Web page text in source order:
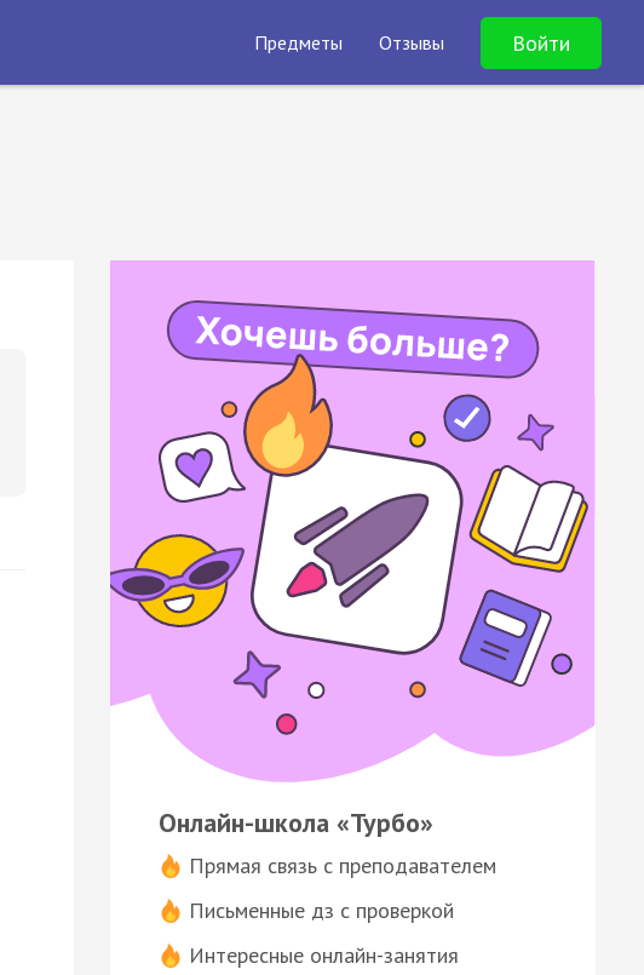
Предметы Отзывы Войти
Онлайн-школа «Турбо»
Прямая связь с преподавателем
Письменные дз с проверкой
Интересные онлайн-занятия